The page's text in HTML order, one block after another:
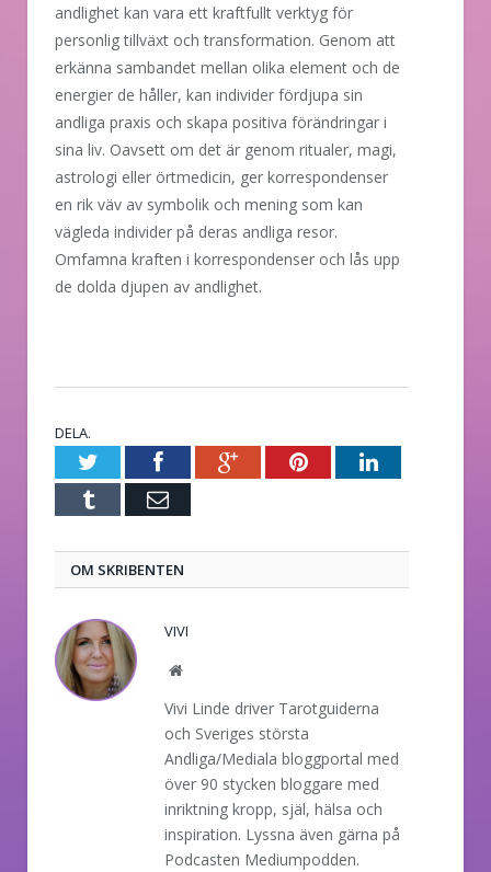
andlighet kan vara ett kraftfullt verktyg för
personlig tillväxt och transformation. Genom att
erkänna sambandet mellan olika element och de
energier de håller, kan individer fördjupa sin
andliga praxis och skapa positiva förändringar i
sina liv. Oavsett om det är genom ritualer, magi,
astrologi eller örtmedicin, ger korrespondenser
en rik väv av symbolik och mening som kan
vägleda individer på deras andliga resor.
Omfamna kraften i korrespondenser och lås upp
de dolda djupen av andlighet.
DELA.
TwitterFacebookGoogle+PinterestLinkedIn
Tumblr E-
OM SKRIBENTEN
VIVI
Website
Vivi Linde driver Tarotguiderna
och Sveriges största
Andliga/Mediala bloggportal med
över 90 stycken bloggare med
inriktning kropp, själ, hälsa och
inspiration. Lyssna även gärna på
Podcasten Mediumpodden.